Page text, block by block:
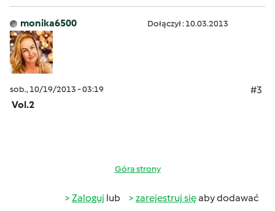
monika6500 Dołączył : 10.03.2013
sob., 10/19/2013 - 03:19
#3
Vol.2
Góra strony
Zaloguj lub zarejestruj sięaby dodawać